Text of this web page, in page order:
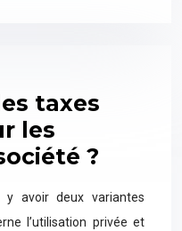
taxes
les
?
y avoir deux variantes
l’utilisation privée et